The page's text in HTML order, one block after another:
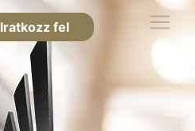
Iratkozz fel